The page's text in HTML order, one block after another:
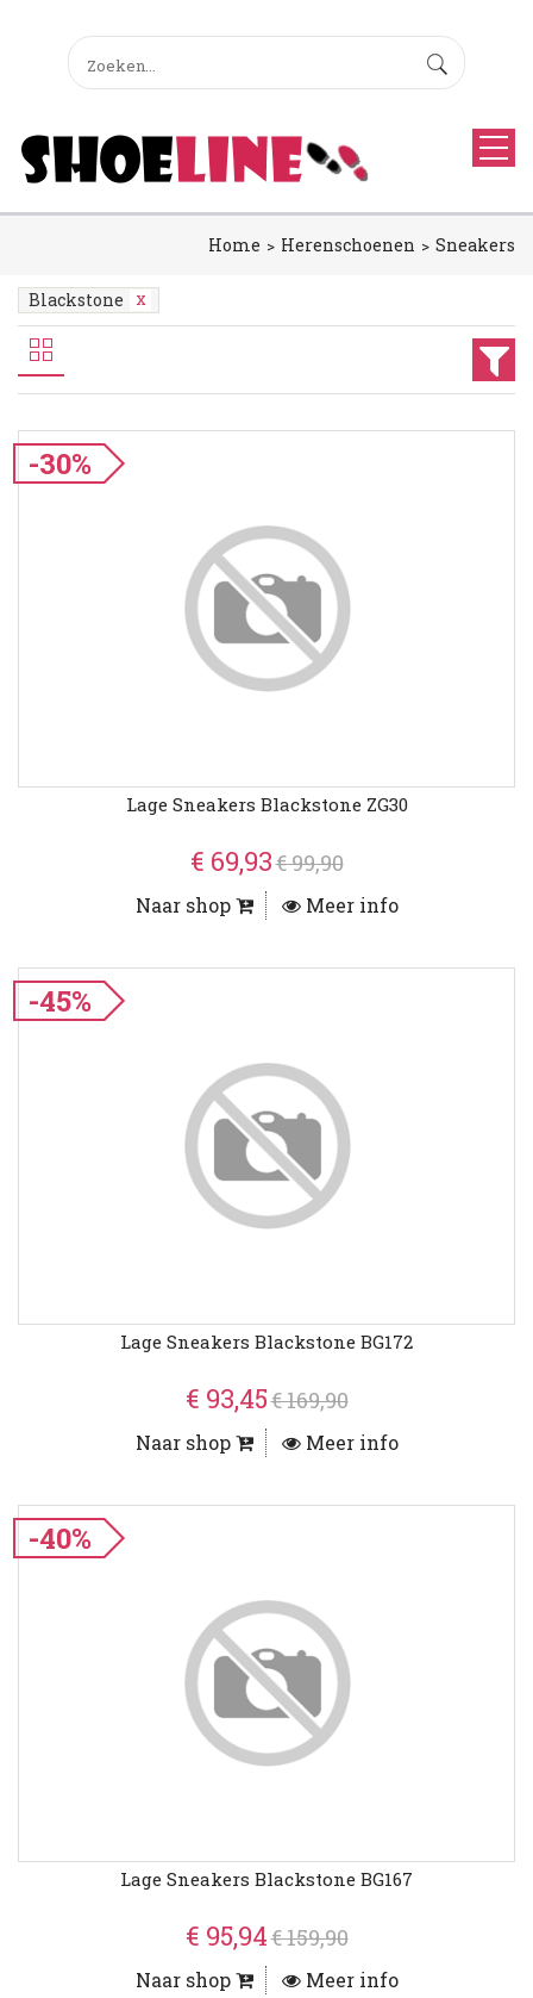
Home Herenschoenen Sneakers
Blackstone
-30%
Lage Sneakers Blackstone ZG30
€ 69,93€ 99,90
Naar shop Meer info
-45%
Lage Sneakers Blackstone BG172
€ 93,45€ 169,90
Naar shop Meer info
-40%
Lage Sneakers Blackstone BG167
€ 95,94€ 159,90
Naar shop Meer info